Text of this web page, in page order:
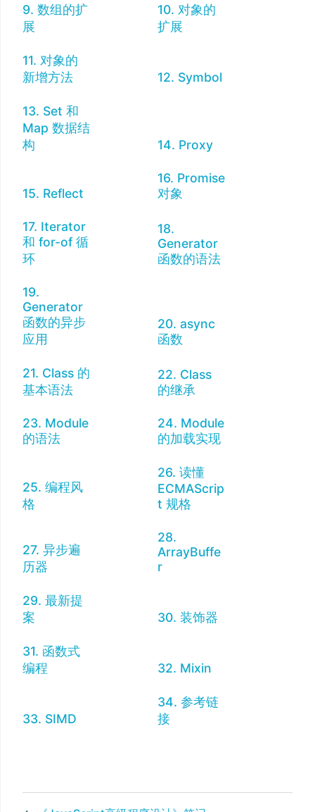
9. 数组的扩
展
10. 对象的
扩展
11. 对象的
新增方法
12. Symbol
13. Set 和
Map 数据结
构
14. Proxy
15. Reflect
16. Promise
对象
17. Iterator
和 for-of 循
环
18.
Generator
函数的语法
19.
Generator
函数的异步
应用
20. async
函数
21. Class 的
基本语法
22. Class
的继承
23. Module
的语法
24. Module
的加载实现
25. 编程风
格
26. 读懂
ECMAScrip
t 规格
27. 异步遍
历器
28.
ArrayBuffe
r
29. 最新提
案
30. 装饰器
31. 函数式
编程
32. Mixin
33. SIMD
34. 参考链
接